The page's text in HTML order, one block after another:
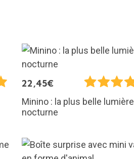
22,45€
Minino : la plus belle lumière
nocturne